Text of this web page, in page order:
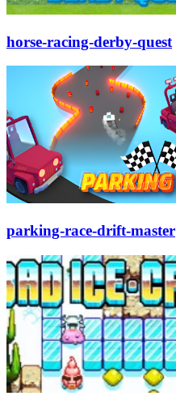
horse-racing-derby-quest
parking-race-drift-master